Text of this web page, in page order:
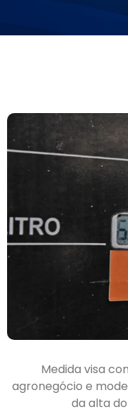
Medida visa
agronegócio e
da alta